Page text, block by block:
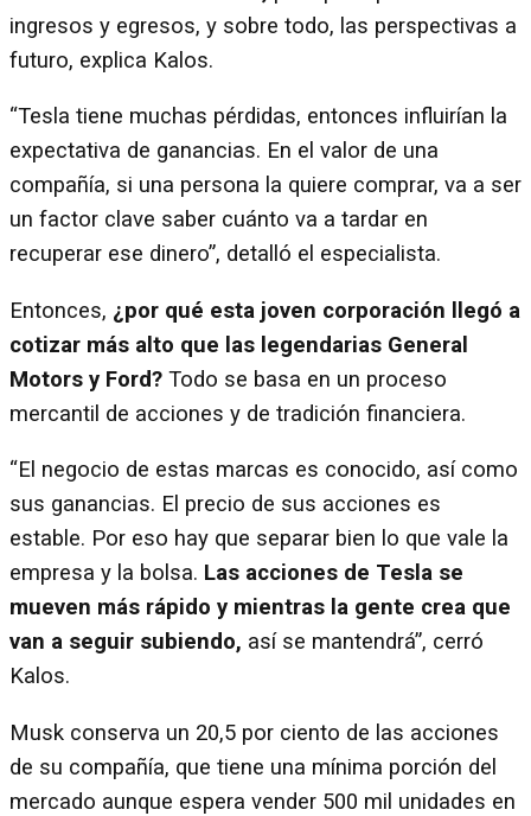
ingresos y egresos, y sobre todo, las perspectivas a
futuro, explica Kalos.
“Tesla tiene muchas pérdidas, entonces influirían la
expectativa de ganancias. En el valor de una
compañía, si una persona la quiere comprar, va a ser
un factor clave saber cuánto va a tardar en
recuperar ese dinero”, detalló el especialista.
Entonces, ¿por qué esta joven corporación llegó a
cotizar más alto que las legendarias General
Motors y Ford? Todo se basa en un proceso
mercantil de acciones y de tradición financiera.
“El negocio de estas marcas es conocido, así como
sus ganancias. El precio de sus acciones es
estable. Por eso hay que separar bien lo que vale la
empresa y la bolsa. Las acciones de Tesla se
mueven más rápido y mientras la gente crea que
van a seguir subiendo, así se mantendrá”, cerró
Kalos.
Musk conserva un 20,5 por ciento de las acciones
de su compañía, que tiene una mínima porción del
mercado aunque espera vender 500 mil unidades en